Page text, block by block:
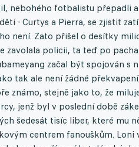
nebohého fotbalistu přepadli
- Curtys a Pierra, se zjistit
není. Zato přišel o desítky
zavolala policii, ta teď po
začal být spojován s
tak ale není žádné
známo, stejně jako to, že
jenž byl v poslední době
šedesát tisíc liber, které mu
centrem fanouškům.